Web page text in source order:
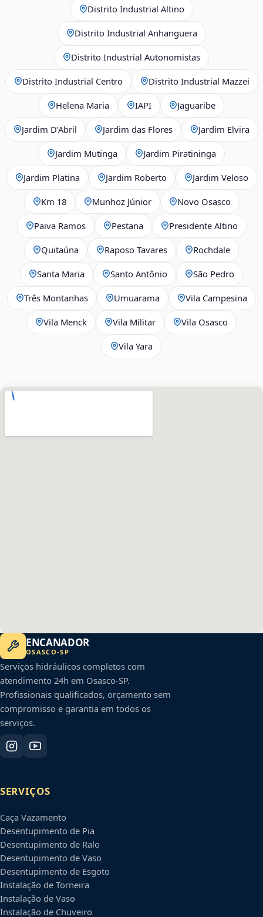
Distrito Industrial Altino
Distrito Industrial Anhanguera
Distrito Industrial Autonomistas
Distrito Industrial Centro Distrito Industrial Mazzei
Helena Maria IAPI Jaguaribe
Jardim D’Abril Jardim das Flores Jardim Elvira
Jardim Mutinga Jardim Piratininga
Jardim Platina Jardim Roberto Jardim Veloso
Km 18 Munhoz Júnior Novo Osasco
Paiva Ramos Pestana Presidente Altino
Quitaúna Raposo Tavares Rochdale
Santa Maria Santo Antônio São Pedro
Três Montanhas Umuarama Vila Campesina
Vila Menck Vila Militar Vila Osasco
Vila Yara
ENCANADOR
OSASCO-SP
Serviços hidráulicos completos com
atendimento 24h em Osasco-SP.
Profissionais qualificados, orçamento sem
compromisso e garantia em todos os
serviços.
SERVIÇOS
Caça Vazamento
Desentupimento de Pia
Desentupimento de Ralo
Desentupimento de Vaso
Desentupimento de Esgoto
Instalação de Torneira
Instalação de Vaso
Instalação de Chuveiro